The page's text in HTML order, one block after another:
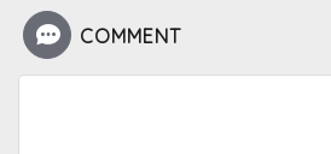
COMMENT